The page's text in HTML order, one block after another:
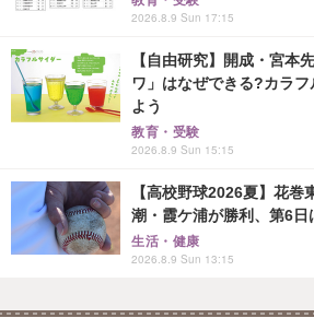
2026.8.9 Sun 17:15
【自由研究】開成・宮本
ワ」はなぜできる?カラ
よう
教育・受験
2026.8.9 Sun 15:15
【高校野球2026夏】花
潮・霞ケ浦が勝利、第6
生活・健康
2026.8.9 Sun 13:15